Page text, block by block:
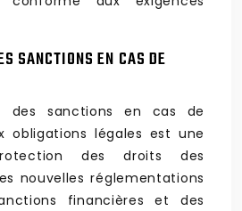
SANCTIONS EN CAS DE
des sanctions en cas de
obligations légales est une
des droits des
nouvelles réglementations
financières et des